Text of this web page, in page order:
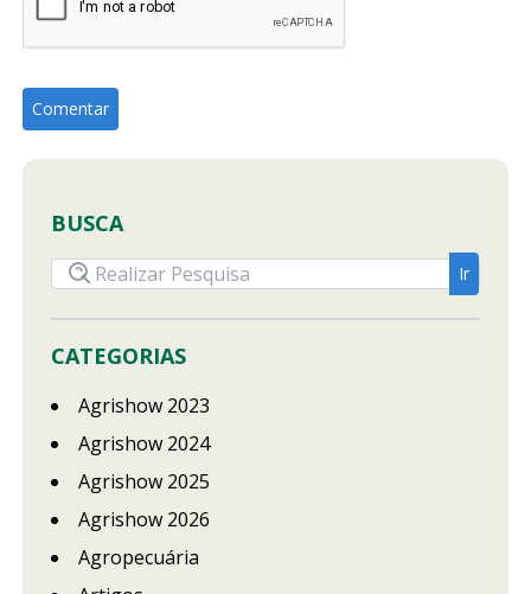
BUSCA
CATEGORIAS
Agrishow 2023
Agrishow 2024
Agrishow 2025
Agrishow 2026
Agropecuária